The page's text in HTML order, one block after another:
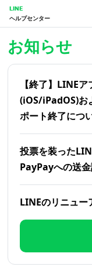
LINE
ヘルプセンター
お知らせ
【終了】LINE
(iOS/iPadOS)
ポート終了につ
投票を装った
PayPayへの送
LINEのリニュー